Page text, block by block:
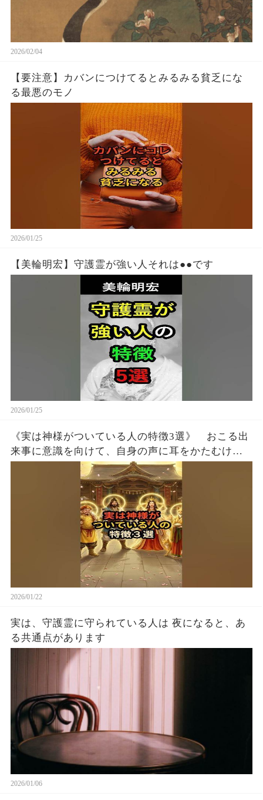
2026/02/04
【要注意】カバンにつけてるとみるみる貧乏にな
る最悪のモノ
2026/01/25
【美輪明宏】守護霊が強い人それは●●です
2026/01/25
《実は神様がついている人の特徴3選》 おこる出
来事に意識を向けて、自身の声に耳をかたむける
人こそ神様に応援されている人が多いんです。是
非、日本の神さまを意識してみてください。
2026/01/22
実は、守護霊に守られている人は 夜になると、あ
る共通点があります
2026/01/06